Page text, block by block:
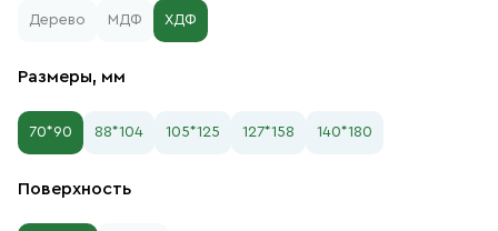
Дерево МДФ ХДФ
Размеры, мм
70*90 88*104 105*125 127*158 140*180
Поверхность